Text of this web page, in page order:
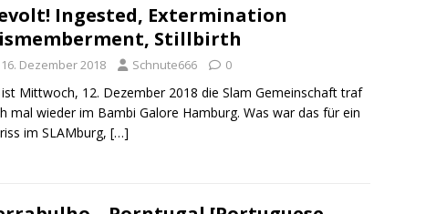
Ingested, Extermination
Stillbirth
16. Dezember 2018 Schnute666 0
ist Mittwoch, 12. Dezember 2018 die Slam Gemeinschaft traf
mal wieder im Bambi Galore Hamburg. Was war das für ein
im SLAMburg, […]